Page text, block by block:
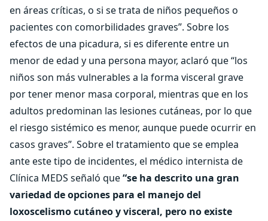
en áreas críticas, o si se trata de niños pequeños o
pacientes con comorbilidades graves”. Sobre los
efectos de una picadura, si es diferente entre un
menor de edad y una persona mayor, aclaró que “los
niños son más vulnerables a la forma visceral grave
por tener menor masa corporal, mientras que en los
adultos predominan las lesiones cutáneas, por lo que
el riesgo sistémico es menor, aunque puede ocurrir en
casos graves”. Sobre el tratamiento que se emplea
ante este tipo de incidentes, el médico internista de
Clínica MEDS señaló que“se ha descrito una gran
variedad de opciones para el manejo del
loxoscelismo cutáneo y visceral, pero no existe